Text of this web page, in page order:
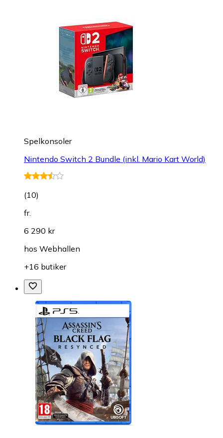
Spelkonsoler
Nintendo Switch 2 Bundle (inkl. Mario Kart World)
(10)
fr.
6 290 kr
hos Webhallen
+16 butiker